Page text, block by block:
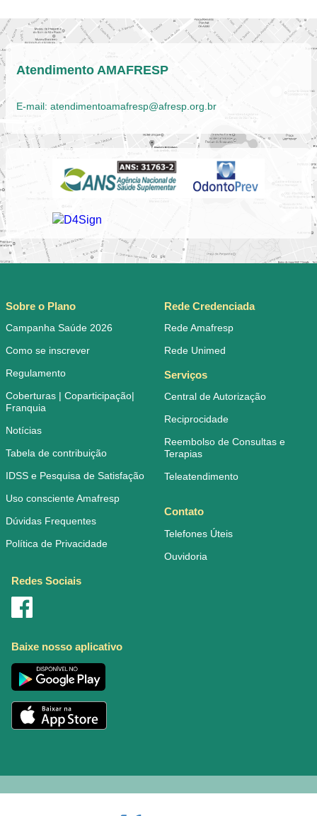
Atendimento AMAFRESP
E-mail: atendimentoamafresp@afresp.org.br
Sobre o Plano
Campanha Saúde 2026
Como se inscrever
Regulamento
Coberturas | Coparticipação|
Franquia
Notícias
Tabela de contribuição
IDSS e Pesquisa de Satisfação
Uso consciente Amafresp
Dúvidas Frequentes
Política de Privacidade
Rede Credenciada
Rede Amafresp
Rede Unimed
Serviços
Central de Autorização
Reciprocidade
Reembolso de Consultas e
Terapias
Teleatendimento
Contato
Telefones Úteis
Ouvidoria
Redes Sociais
Baixe nosso aplicativo